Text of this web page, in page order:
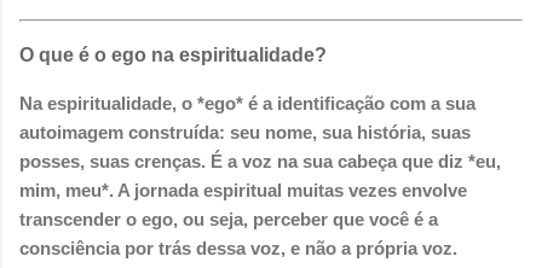
O que é o ego na espiritualidade?
Na espiritualidade, o *ego* é a identificação com a sua
autoimagem construída: seu nome, sua história, suas
posses, suas crenças. É a voz na sua cabeça que diz *eu,
mim, meu*. A jornada espiritual muitas vezes envolve
transcender o ego, ou seja, perceber que você é a
consciência por trás dessa voz, e não a própria voz.